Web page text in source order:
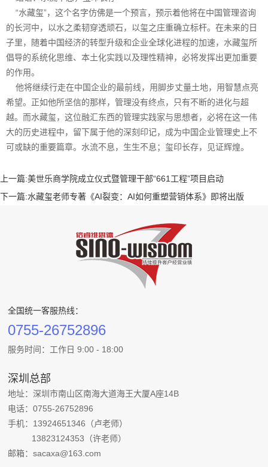
“水藏玺”，这个名字仿佛是一个预言，预示着他将在中国管理咨询
的长河中，以水之柔韧穿透顽石，以玺之庄重确立标杆。在未来的日
子里，随着中国经济的转型升级和企业全球化进程的加速，水藏玺所
倡导的系统化思维、本土化实践以及理性精神，必将发挥出更加重要
的作用。
他将继续行走在中国企业的最前线，用脚步丈量土地，用智慧点亮
希望。正如他所坚信的那样，管理没有终点，只有不断的进化与超
越。而水藏玺，这位融汇东西的管理实践家与思想者，必将在这一伟
大的历史进程中，留下属于他的深刻印记，成为中国企业管理史上不
可或缺的重要篇章。水流不息，生生不息；玺印长存，见证辉煌。
上一篇:美世乐商学院成立仪式暨管理干部“661工程”项目启动
下一篇:水藏玺老师专著《AI裂变：AI如何重塑营销体系》即将出版
全国统一客服热线：
0755-26752896
服务时间：工作日 9:00 - 18:00
深圳总部
地址：深圳市南山区南海大道海王大厦A座14B
电话：0755-26752896
手机：13924651346（卢老师）
13823124353（许老师）
邮箱：sacaxa@163.com